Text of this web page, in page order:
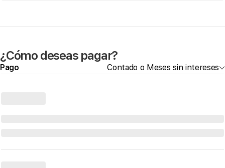
¿Cómo deseas pagar?
Pago Contado o Meses sin intereses